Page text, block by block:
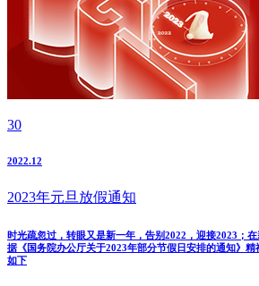
30
2022.12
2023年元旦放假通知
时光疏忽过，转眼又是新一年，告别2022，迎接2023；
据《国务院办公厅关于2023年部分节假日安排的通知》
如下